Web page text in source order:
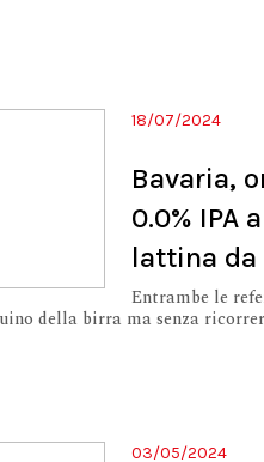
18/07/2024
Bavaria,
0.0% IPA
lattina da
Entrambe le
della birra ma senza
03/05/2024